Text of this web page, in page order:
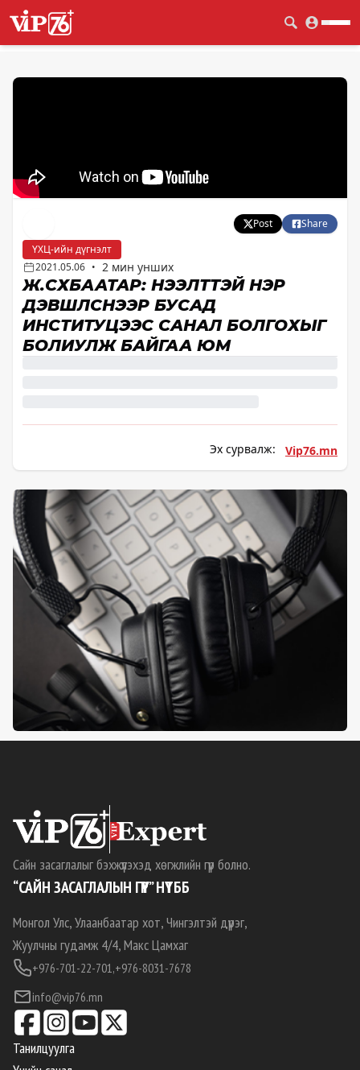
Post
Share
ҮХЦ-ийн дүгнэлт
2021.05.06 • 2 мин унших
Ж.СҮХБААТАР: НЭЭЛТТЭЙ НЭР
ДЭВШҮҮЛСНЭЭР БУСАД
ИНСТИТУЦЭЭС САНАЛ БОЛГОХЫГ
БОЛИУЛЖ БАЙГАА ЮМ
Эх сурвалж: Vip76.mn
Сайн засаглалыг бэхжүүлэхэд хөгжлийн гүүр болно.
“САЙН ЗАСАГЛАЛЫН ГҮҮР” НҮТББ
Монгол Улс, Улаанбаатар хот, Чингэлтэй дүүрэг,
Жуулчны гудамж 4/4, Макс Цамхаг
+976-701-22-701,+976-8031-7678
info@vip76.mn
Танилцуулга